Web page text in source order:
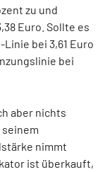
zu und
Euro. Sollte es
bei 3,61 Euro
bei
aber nichts
nimmt
ist überkauft,